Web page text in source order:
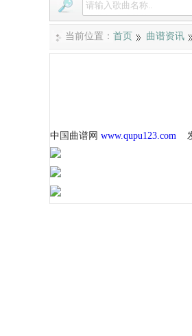
当前位置： 首页 曲谱资讯
中国曲谱网 www.qupu123.com